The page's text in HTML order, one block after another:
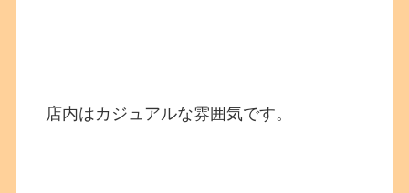
店内はカジュアルな雰囲気です。